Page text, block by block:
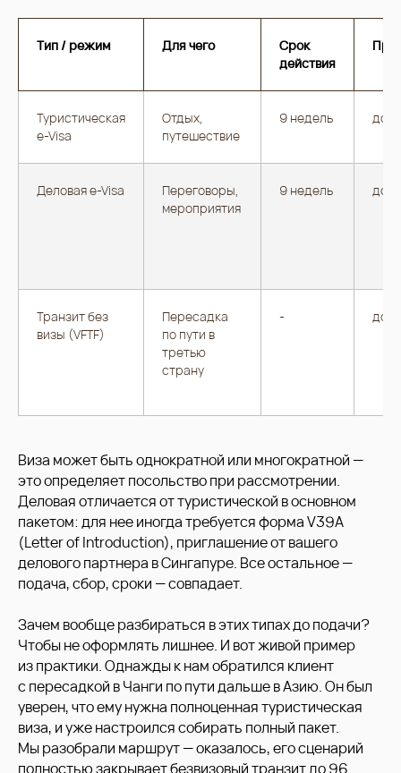
Тип / режим Для чего
Срок
действия
Туристическая
e-Visa
Отдых,
путешествие
9 недель до
Деловая e-Visa
Переговоры,
мероприятия
9 недель до
Транзит без
визы (VFTF)
Пересадка
по пути в
третью
страну
- до
Виза может быть однократной или многократной —
это определяет посольство при рассмотрении.
Деловая отличается от туристической в основном
пакетом: для нее иногда требуется форма V39A
(Letter of Introduction), приглашение от вашего
делового партнера в Сингапуре. Все остальное —
подача, сбор, сроки — совпадает.
Зачем вообще разбираться в этих типах до подачи?
Чтобы не оформлять лишнее. И вот живой пример
из практики. Однажды к нам обратился клиент
с пересадкой в Чанги по пути дальше в Азию. Он был
уверен, что ему нужна полноценная туристическая
виза, и уже настроился собирать полный пакет.
Мы разобрали маршрут — оказалось, его сценарий
полностью закрывает безвизовый транзит до 96